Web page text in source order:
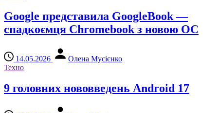
Google представила GoogleBook —
спадкоємця Chromebook з новою ОС
14.05.2026
Олена Мусієнко
Техно
9 головних нововведень Android 17